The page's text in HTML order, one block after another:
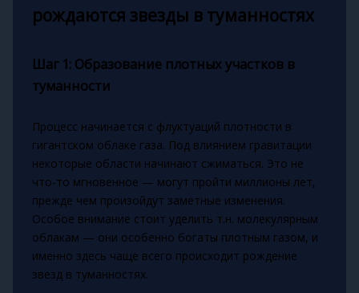
рождаются звезды в туманностях
Шаг 1: Образование плотных участков в
туманности
Процесс начинается с флуктуаций плотности в
гигантском облаке газа. Под влиянием гравитации
некоторые области начинают сжиматься. Это не
что-то мгновенное — могут пройти миллионы лет,
прежде чем произойдут заметные изменения.
Особое внимание стоит уделить т.н. молекулярным
облакам — они особенно богаты плотным газом, и
именно здесь чаще всего происходит рождение
звезд в туманностях.